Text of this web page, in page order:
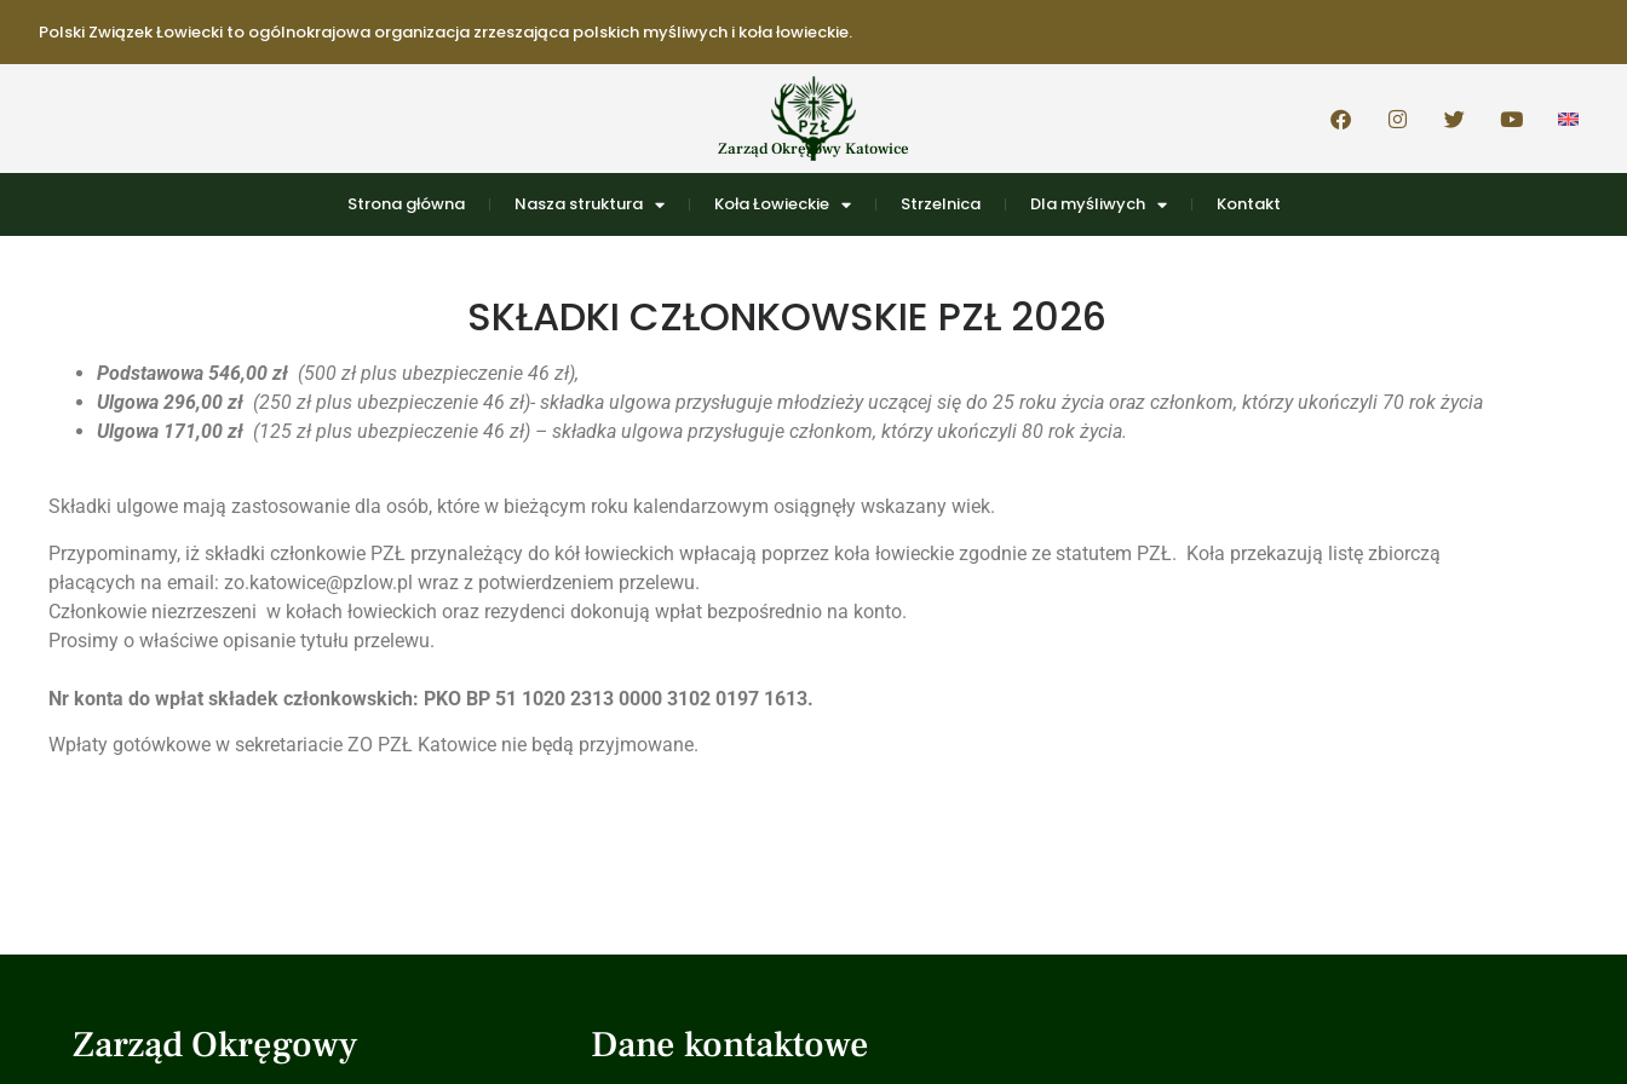
Polski Związek Łowiecki to ogólnokrajowa organizacja zrzeszająca polskich myśliwych i koła łowieckie.
Zarząd Okręgowy Katowice
Strona główna Nasza struktura Koła Łowieckie Strzelnica Dla myśliwych Kontakt
SKŁADKI CZŁONKOWSKIE PZŁ 2026
Podstawowa 546,00 zł (500 zł plus ubezpieczenie 46 zł),
Ulgowa 296,00 zł (250 zł plus ubezpieczenie 46 zł)- składka ulgowa przysługuje młodzieży uczącej się do 25 roku życia oraz członkom, którzy ukończyli 70 rok życia
Ulgowa 171,00 zł (125 zł plus ubezpieczenie 46 zł) – składka ulgowa przysługuje członkom, którzy ukończyli 80 rok życia.
Składki ulgowe mają zastosowanie dla osób, które w bieżącym roku kalendarzowym osiągnęły wskazany wiek.
Przypominamy, iż składki członkowie PZŁ przynależący do kół łowieckich wpłacają poprzez koła łowieckie zgodnie ze statutem PZŁ. Koła przekazują listę zbiorczą
płacących na email: zo.katowice@pzlow.pl wraz z potwierdzeniem przelewu.
Członkowie niezrzeszeni w kołach łowieckich oraz rezydenci dokonują wpłat bezpośrednio na konto.
Prosimy o właściwe opisanie tytułu przelewu.
Nr konta do wpłat składek członkowskich: PKO BP 51 1020 2313 0000 3102 0197 1613.
Wpłaty gotówkowe w sekretariacie ZO PZŁ Katowice nie będą przyjmowane.
Zarząd Okręgowy Dane kontaktowe